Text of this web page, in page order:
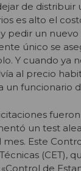
de
es alto el
pedir un nuevo
único se
Y cuando ya
al precio
un funcionario
un test
Este
(CET),
de